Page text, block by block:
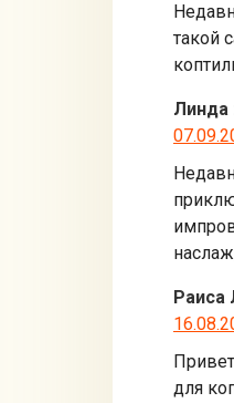
такой
Линда
Раиса
для